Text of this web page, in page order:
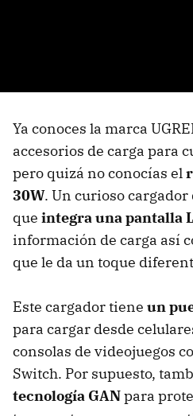
Ya conoces la marca
accesorios de carga para
pero quizá no conocías el
30W. Un curioso
que integra una pantalla
información de carga así
que le da un toque
Este cargador tiene un
para cargar desde
consolas de videojuegos
Switch. Por supuesto,
tecnología GANpara